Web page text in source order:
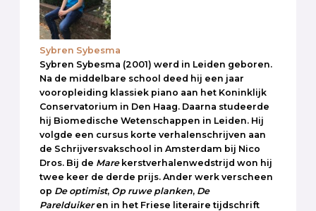
Sybren Sybesma
Sybren Sybesma (2001) werd in Leiden geboren.
Na de middelbare school deed hij een jaar
vooropleiding klassiek piano aan het Koninklijk
Conservatorium in Den Haag. Daarna studeerde
hij Biomedische Wetenschappen in Leiden. Hij
volgde een cursus korte verhalenschrijven aan
de Schrijversvakschool in Amsterdam bij Nico
Dros. Bij de Marekerstverhalenwedstrijd won hij
twee keer de derde prijs. Ander werk verscheen
op De optimist, Op ruwe planken, De
Parelduikeren in het Friese literaire tijdschrift